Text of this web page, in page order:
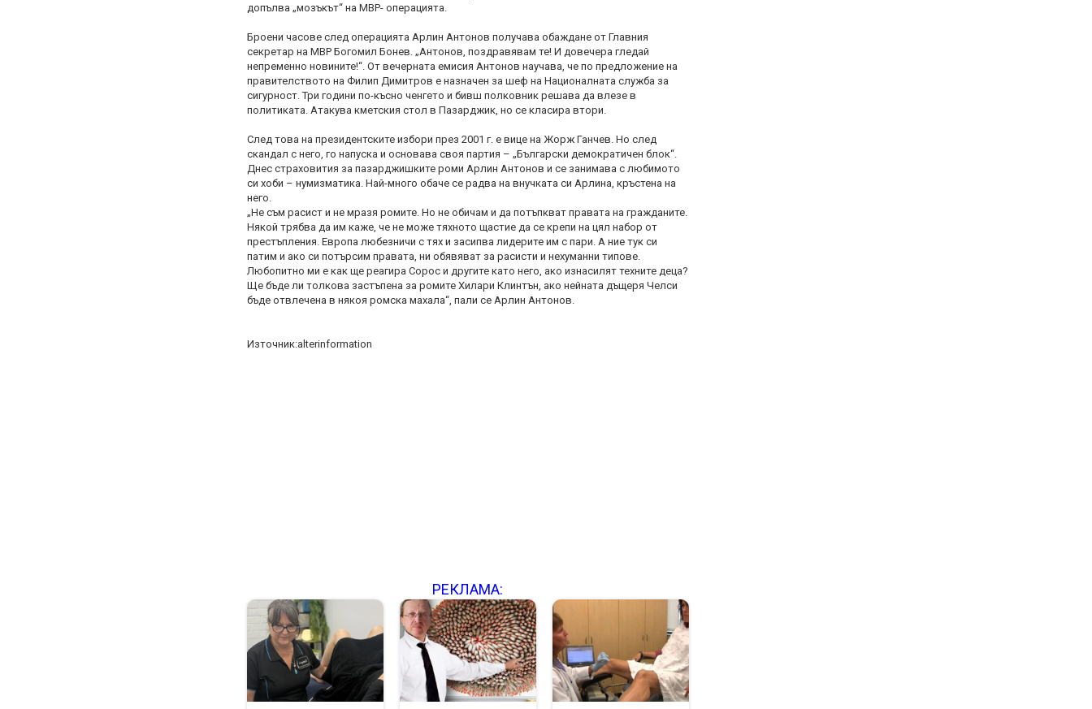
допълва „мозъкът“ на МВР- операцията.
Броени часове след операцията Арлин Антонов получава обаждане от Главния
секретар на МВР Богомил Бонев. „Антонов, поздравявам те! И довечера гледай
непременно новините!“. От вечерната емисия Антонов научава, че по предложение на
правителството на Филип Димитров е назначен за шеф на Националната служба за
сигурност. Три години по-късно ченгето и бивш полковник решава да влезе в
политиката. Атакува кметския стол в Пазарджик, но се класира втори.
След това на президентските избори през 2001 г. е вице на Жорж Ганчев. Но след
скандал с него, го напуска и основава своя партия – „Български демократичен блок“.
Днес страховития за пазарджишките роми Арлин Антонов и се занимава с любимото
си хоби – нумизматика. Най-много обаче се радва на внучката си Арлина, кръстена на
него.
„Не съм расист и не мразя ромите. Но не обичам и да потъпкват правата на гражданите.
Някой трябва да им каже, че не може тяхното щастие да се крепи на цял набор от
престъпления. Европа любезничи с тях и засипва лидерите им с пари. А ние тук си
патим и ако си потърсим правата, ни обявяват за расисти и нехуманни типове.
Любопитно ми е как ще реагира Сорос и другите като него, ако изнасилят техните деца?
Ще бъде ли толкова застъпена за ромите Хилари Клинтън, ако нейната дъщеря Челси
бъде отвлечена в някоя ромска махала“, пали се Арлин Антонов.
Източник:alterinformation
РЕКЛАМА: